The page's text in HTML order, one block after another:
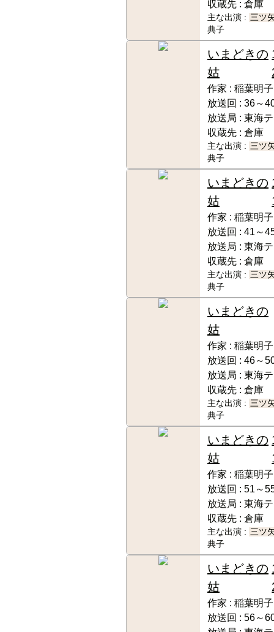
収蔵先 : 倉庫
主な出演 : 三ツ
典子
いまどきの
姑
作家 : 稲葉明子
放送回 : 36～
放送局 : 東海
収蔵先 : 倉庫
主な出演 : 三ツ
典子
いまどきの
姑
作家 : 稲葉明子
放送回 : 41～
放送局 : 東海
収蔵先 : 倉庫
主な出演 : 三ツ
典子
いまどきの
姑
作家 : 稲葉明子
放送回 : 46～
放送局 : 東海
収蔵先 : 倉庫
主な出演 : 三ツ
典子
いまどきの
姑
作家 : 稲葉明子
放送回 : 51～
放送局 : 東海
収蔵先 : 倉庫
主な出演 : 三ツ
典子
いまどきの
姑
作家 : 稲葉明子
放送回 : 56～